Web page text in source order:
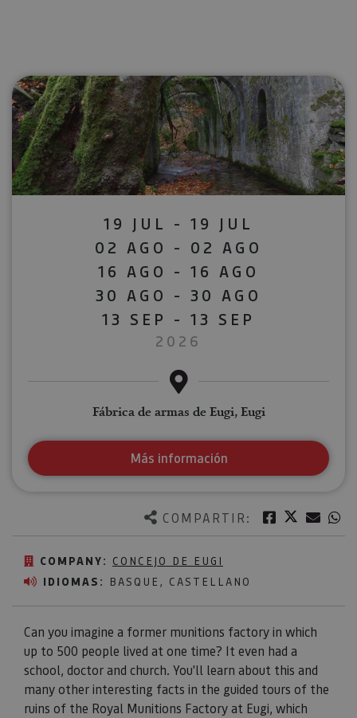
COMPARTIR: Facebook
Twitter
COMPANY: CONCEJO DE EUGI
IDIOMAS: BASQUE, CASTELLANO
Can you imagine a former munitions factory in which
up to 500 people lived at one time? It even had a
school, doctor and church. You'll learn about this and
many other interesting facts in the guided tours of the
ruins of the Royal Munitions Factory at Eugi, which
19 JUL - 19 JUL
02 AGO - 02 AGO
16 AGO - 16 AGO
30 AGO - 30 AGO
13 SEP - 13 SEP
2026
Fábrica de armas de Eugi, Eugi
Más información